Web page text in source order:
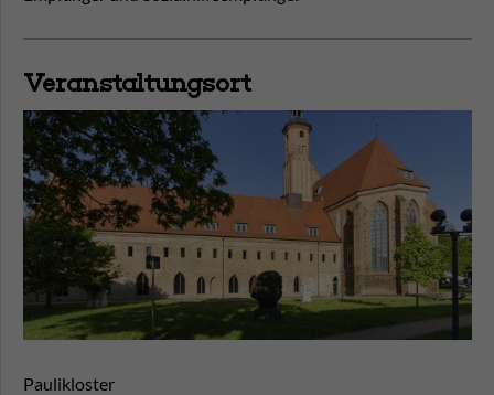
Veranstaltungsort
Paulikloster